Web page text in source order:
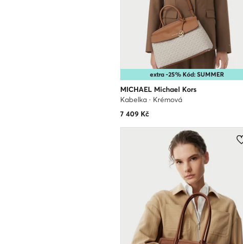
extra -25% Kód: SUMMER
MICHAEL Michael Kors
Kabelka · Krémová
7 409Kč